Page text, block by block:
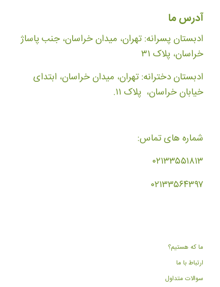
آدرس ما
ادبستان پسرانه: تهران، میدان خراسان، جنب پاساژ
خراسان، پلاک ۳۱
ادبستان دخترانه: تهران، میدان خراسان، ابتدای
خیابان خراسان، پلاک ۱۱.
شماره های تماس:
۰۲۱۳۳۵۵۱۸۱۳
۰۲۱۳۳۵۶۴۳۹۷
ما که هستیم؟
ارتباط با ما
سوالات متداول